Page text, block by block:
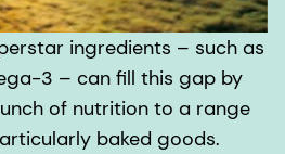
ingredients – such as
3 – can fill this gap by
of nutrition to a range
baked goods.